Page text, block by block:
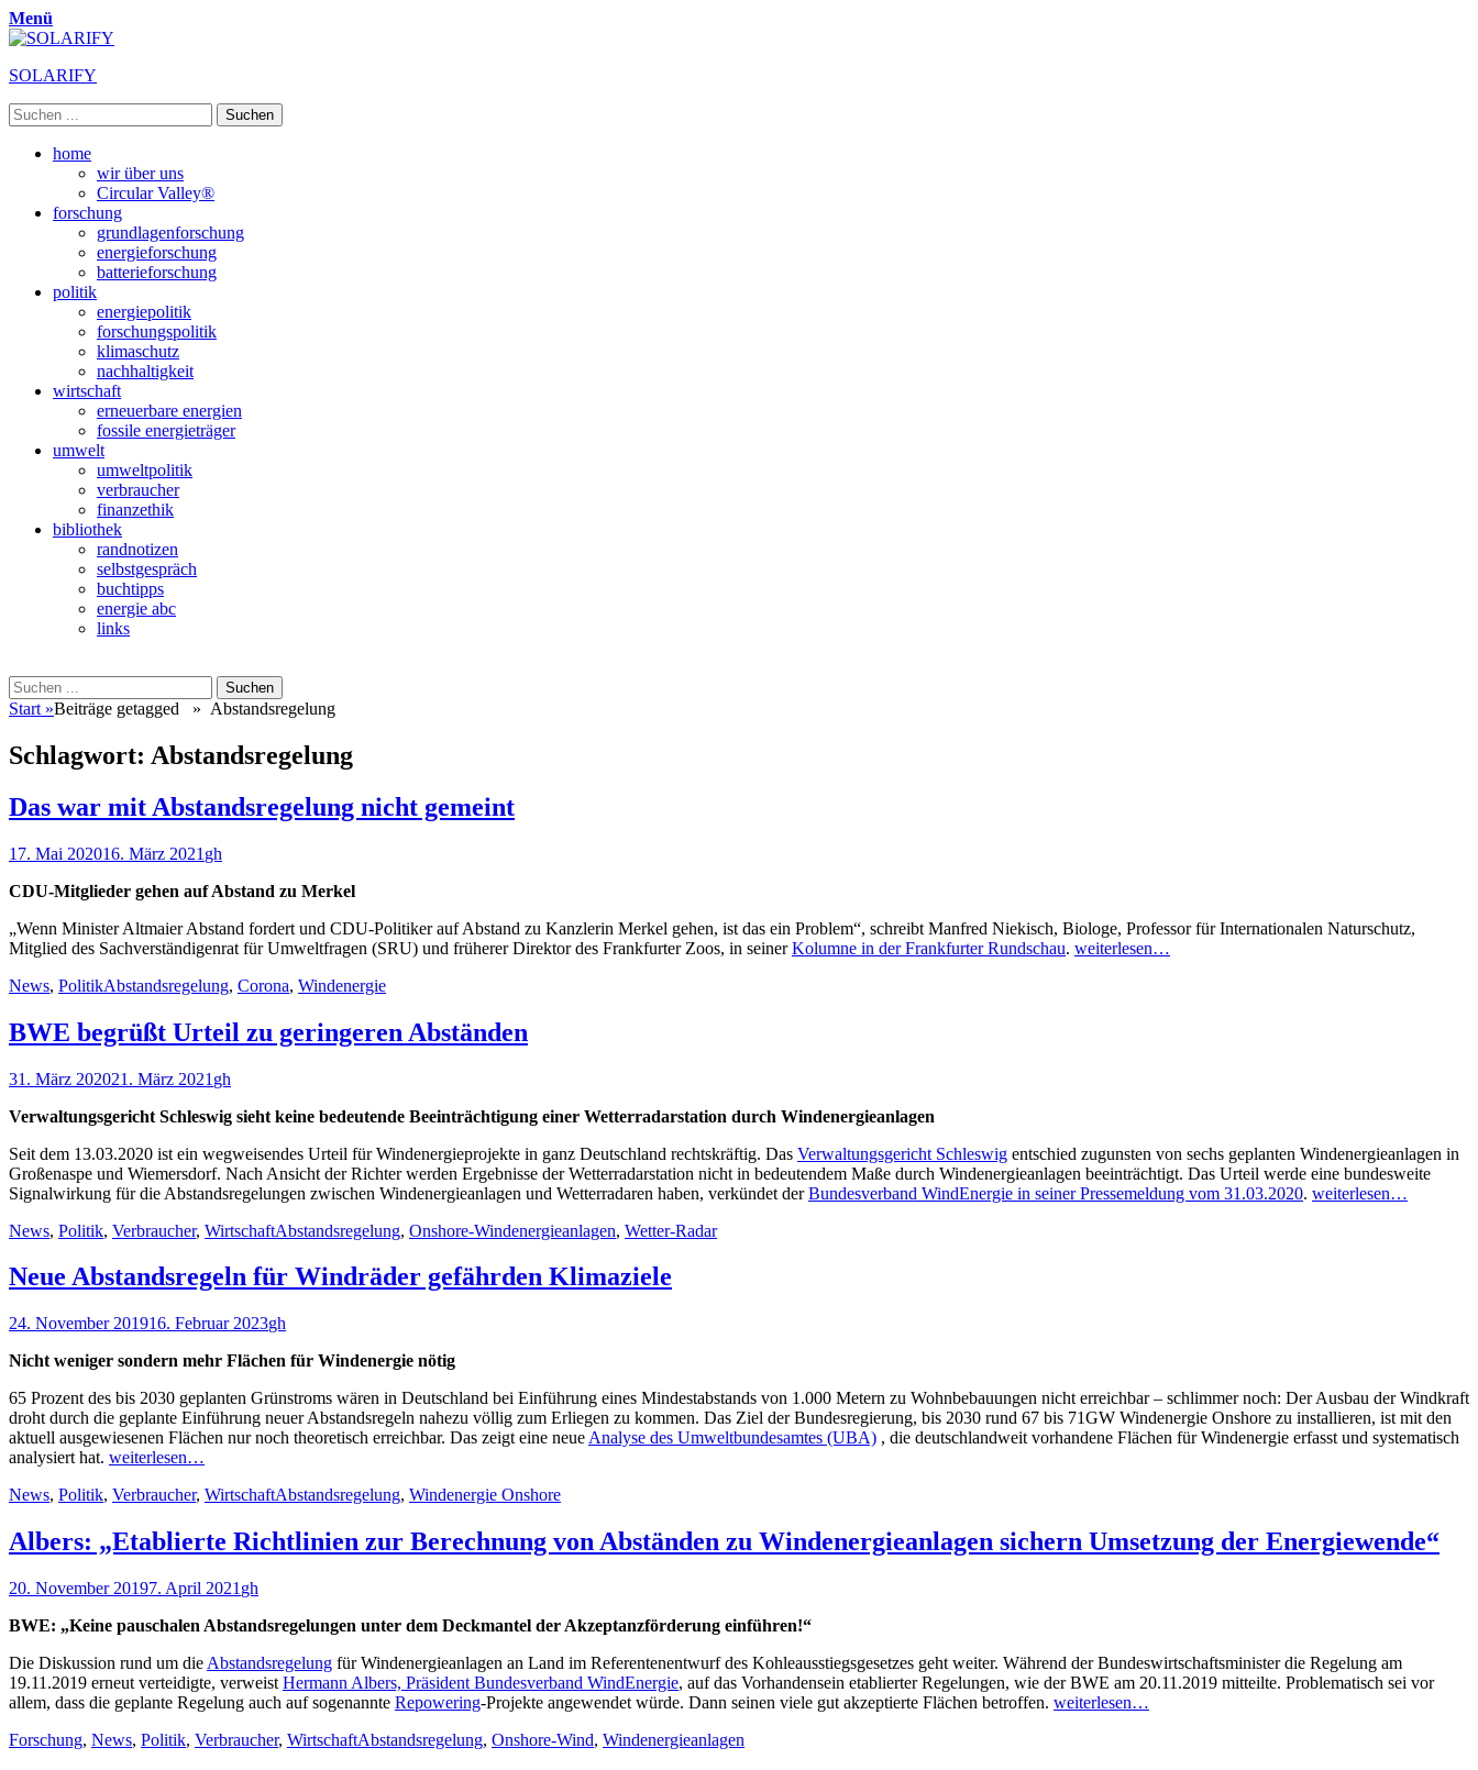
Menü
SOLARIFY
Suchen
nach:
Primäres
Zum
home
wir über uns
Circular Valley®
forschung
grundlagenforschung
energieforschung
batterieforschung
politik
energiepolitik
forschungspolitik
klimaschutz
nachhaltigkeit
wirtschaft
erneuerbare energien
fossile energieträger
umwelt
umweltpolitik
verbraucher
finanzethik
bibliothek
randnotizen
selbstgespräch
buchtipps
energie abc
links
Suchen
Suchen
nach:
Start »Beiträge getagged » Abstandsregelung
Schlagwort: Abstandsregelung
Das war mit Abstandsregelung nicht gemeint
Veröffentlicht
17. Mai 202016. März 2021 Autor
gh
CDU-Mitglieder gehen auf Abstand zu Merkel
„Wenn Minister Altmaier Abstand fordert und CDU-Politiker auf Abstand zu Kanzlerin Merkel gehen, ist das ein Problem“, schreibt Manfred Niekisch, Biologe, Professor für Internationalen Naturschutz,
Mitglied des Sachverständigenrat für Umweltfragen (SRU) und früherer Direktor des Frankfurter Zoos, in seinerKolumne in der Frankfurter Rundschau. weiterlesen…
Kategorien
News, PolitikSchlagworte
Abstandsregelung, Corona, Windenergie
BWE begrüßt Urteil zu geringeren Abständen
Veröffentlicht
31. März 202021. März 2021 Autor
gh
Verwaltungsgericht Schleswig sieht keine bedeutende Beeinträchtigung einer Wetterradarstation durch Windenergieanlagen
Seit dem 13.03.2020 ist ein wegweisendes Urteil für Windenergieprojekte in ganz Deutschland rechtskräftig. Das Verwaltungsgericht Schleswig entschied zugunsten von sechs geplanten Windenergieanlagen in
Großenaspe und Wiemersdorf. Nach Ansicht der Richter werden Ergebnisse der Wetterradarstation nicht in bedeutendem Maße durch Windenergieanlagen beeinträchtigt. Das Urteil werde eine bundesweite
Signalwirkung für die Abstandsregelungen zwischen Windenergieanlagen und Wetterradaren haben, verkündet derBundesverband WindEnergie in seiner Pressemeldung vom 31.03.2020. weiterlesen…
Kategorien
News, Politik, Verbraucher, WirtschaftSchlagworte
Abstandsregelung, Onshore-Windenergieanlagen, Wetter-Radar
Neue Abstandsregeln für Windräder gefährden Klimaziele
Veröffentlicht
24. November 201916. Februar 2023Autor
gh
Nicht weniger sondern mehr Flächen für Windenergie nötig
65 Prozent des bis 2030 geplanten Grünstroms wären in Deutschland bei Einführung eines Mindestabstands von 1.000 Metern zu Wohnbebauungen nicht erreichbar – schlimmer noch: Der Ausbau der Windkraft
droht durch die geplante Einführung neuer Abstandsregeln nahezu völlig zum Erliegen zu kommen. Das Ziel der Bundesregierung, bis 2030 rund 67 bis 71GW Windenergie Onshore zu installieren, ist mit den
aktuell ausgewiesenen Flächen nur noch theoretisch erreichbar. Das zeigt eine neue Analyse des Umweltbundesamtes (UBA) , die deutschlandweit vorhandene Flächen für Windenergie erfasst und systematisch
analysiert hat. weiterlesen…
Kategorien
News, Politik, Verbraucher, WirtschaftSchlagworte
Abstandsregelung, Windenergie Onshore
Albers: „Etablierte Richtlinien zur Berechnung von Abständen zu Windenergieanlagen sichern Umsetzung der Energiewende“
Veröffentlicht
20. November 20197. April 2021 Autor
gh
BWE: „Keine pauschalen Abstandsregelungen unter dem Deckmantel der Akzeptanzförderung einführen!“
Die Diskussion rund um die Abstandsregelung für Windenergieanlagen an Land im Referentenentwurf des Kohleausstiegsgesetzes geht weiter. Während der Bundeswirtschaftsminister die Regelung am
19.11.2019 erneut verteidigte, verweist Hermann Albers, Präsident Bundesverband WindEnergie, auf das Vorhandensein etablierter Regelungen, wie der BWE am 20.11.2019 mitteilte. Problematisch sei vor
allem, dass die geplante Regelung auch auf sogenannte Repowering-Projekte angewendet würde. Dann seinen viele gut akzeptierte Flächen betroffen. weiterlesen…
Kategorien
Forschung, News, Politik, Verbraucher, WirtschaftSchlagworte
Abstandsregelung, Onshore-Wind, Windenergieanlagen